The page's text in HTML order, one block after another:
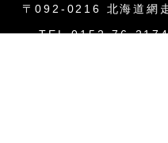
〒092-0216 北海道網
TEL.0152-76-